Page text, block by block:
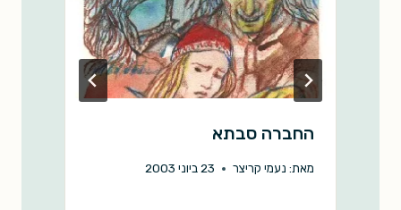
החברה סבתא
מאת: נעמי קריצר 23 ביוני 2003